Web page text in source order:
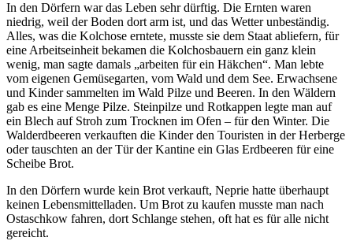
In den Dörfern war das Leben sehr dürftig. Die Ernten waren
niedrig, weil der Boden dort arm ist, und das Wetter unbeständig.
Alles, was die Kolchose erntete, musste sie dem Staat abliefern, für
eine Arbeitseinheit bekamen die Kolchosbauern ein ganz klein
wenig, man sagte damals
arbeiten für ein Häkchen . Man lebte
vom eigenen Gemüsegarten, vom Wald und dem See. Erwachsene
und Kinder sammelten im Wald Pilze und Beeren. In den Wäldern
gab es eine Menge Pilze. Steinpilze und Rotkappen legte man auf
ein Blech auf Stroh zum Trocknen im Ofen – für den Winter. Die
Walderdbeeren verkauften die Kinder den Touristen in der Herberge
oder tauschten an der Tür der Kantine ein Glas Erdbeeren für eine
Scheibe Brot.
In den Dörfern wurde kein Brot verkauft, Neprie hatte überhaupt
keinen Lebensmittelladen. Um Brot zu kaufen musste man nach
Ostaschkow fahren, dort Schlange stehen, oft hat es für alle nicht
gereicht.